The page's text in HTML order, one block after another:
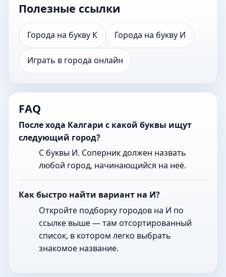
Полезные ссылки
Города на букву К Города на букву И
Играть в города онлайн
FAQ
После хода Калгари с какой буквы ищут
следующий город?
С буквы И. Соперник должен назвать
любой город, начинающийся на неё.
Как быстро найти вариант на И?
Откройте подборку городов на И по
ссылке выше — там отсортированный
список, в котором легко выбрать
знакомое название.